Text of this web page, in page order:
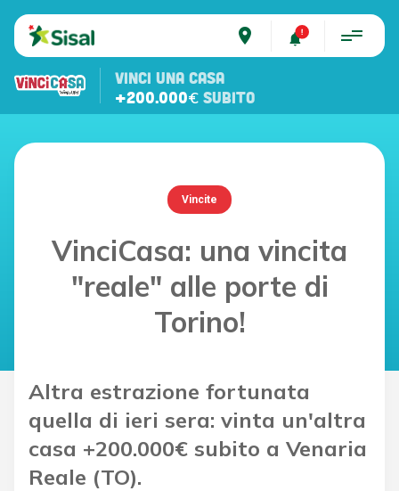
place
VINCI UNA CASA
+200.000€ SUBITO
Vincite
VinciCasa: una vincita
"reale" alle porte di
Torino!
Altra estrazione fortunata
quella di ieri sera: vinta un'altra
casa +200.000€ subito a Venaria
Reale (TO).